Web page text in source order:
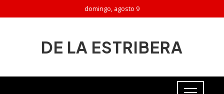
domingo, agosto 9
DE LA ESTRIBERA